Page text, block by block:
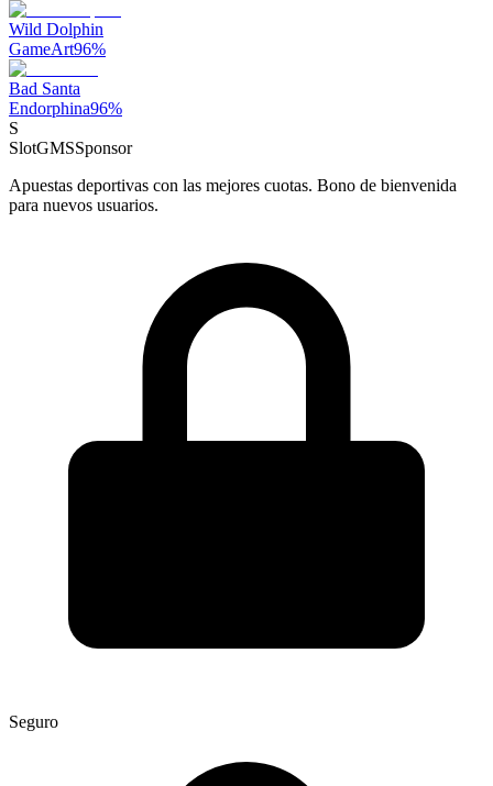
Wild Dolphin
GameArt96%
Bad Santa
Endorphina96%
S
SlotGMSSponsor
Apuestas deportivas con las mejores cuotas. Bono de bienvenida
para nuevos usuarios.
Seguro